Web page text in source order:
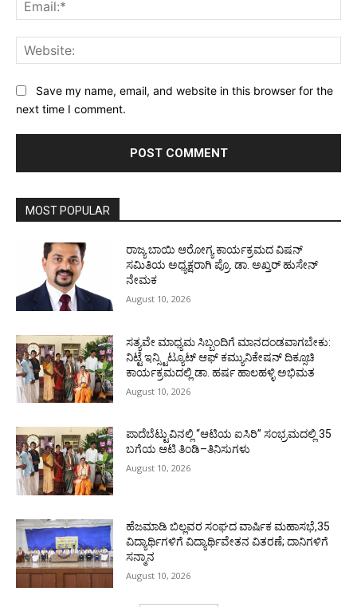
Save my name, email, and website in this browser for the
next time I comment.
MOST POPULAR
ರಾಜ್ಯ ಬಾಯಿ ಆರೋಗ್ಯ ಕಾರ್ಯಕ್ರಮದ ವಿಷನ್
ಸಮಿತಿಯ ಅಧ್ಯಕ್ಷರಾಗಿ ಪ್ರೊ. ಡಾ. ಅಖ್ತರ್ ಹುಸೇನ್
ನೇಮಕ
August 10, 2026
ಸತ್ಯವೇ ಮಾಧ್ಯಮ ಸಿಬ್ಬಂದಿಗೆ ಮಾನದಂಡವಾಗಬೇಕು:
ನಿಟ್ಟೆ ಇನ್ಸ್ಟಿಟ್ಯೂಟ್ ಆಫ್ ಕಮ್ಯುನಿಕೇಷನ್ ದಿಕ್ಸೂಚಿ
ಕಾರ್ಯಕ್ರಮದಲ್ಲಿ ಡಾ. ಹರ್ಷ ಹಾಲಹಳ್ಳಿ ಅಭಿಮತ
August 10, 2026
ಪಾದೆಬೆಟ್ಟುವಿನಲ್ಲಿ “ಆಟಿಯ ಐಸಿರಿ’’ ಸಂಭ್ರಮದಲ್ಲಿ 35
ಬಗೆಯ ಆಟಿ ತಿಂಡಿ–ತಿನಿಸುಗಳು
August 10, 2026
ಹೆಜಮಾಡಿ ಬಿಲ್ಲವರ ಸಂಘದ ವಾರ್ಷಿಕ ಮಹಾಸಭೆ,35
ವಿದ್ಯಾರ್ಥಿಗಳಿಗೆ ವಿದ್ಯಾರ್ಥಿವೇತನ ವಿತರಣೆ; ದಾನಿಗಳಿಗೆ
ಸನ್ಮಾನ
August 10, 2026